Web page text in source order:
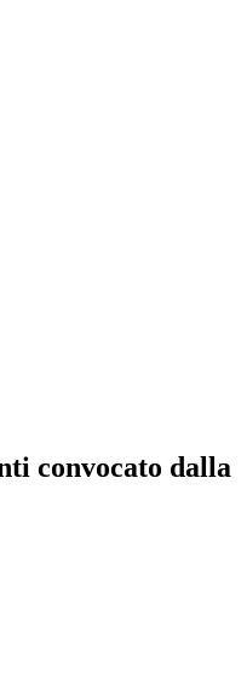
convocato dalla